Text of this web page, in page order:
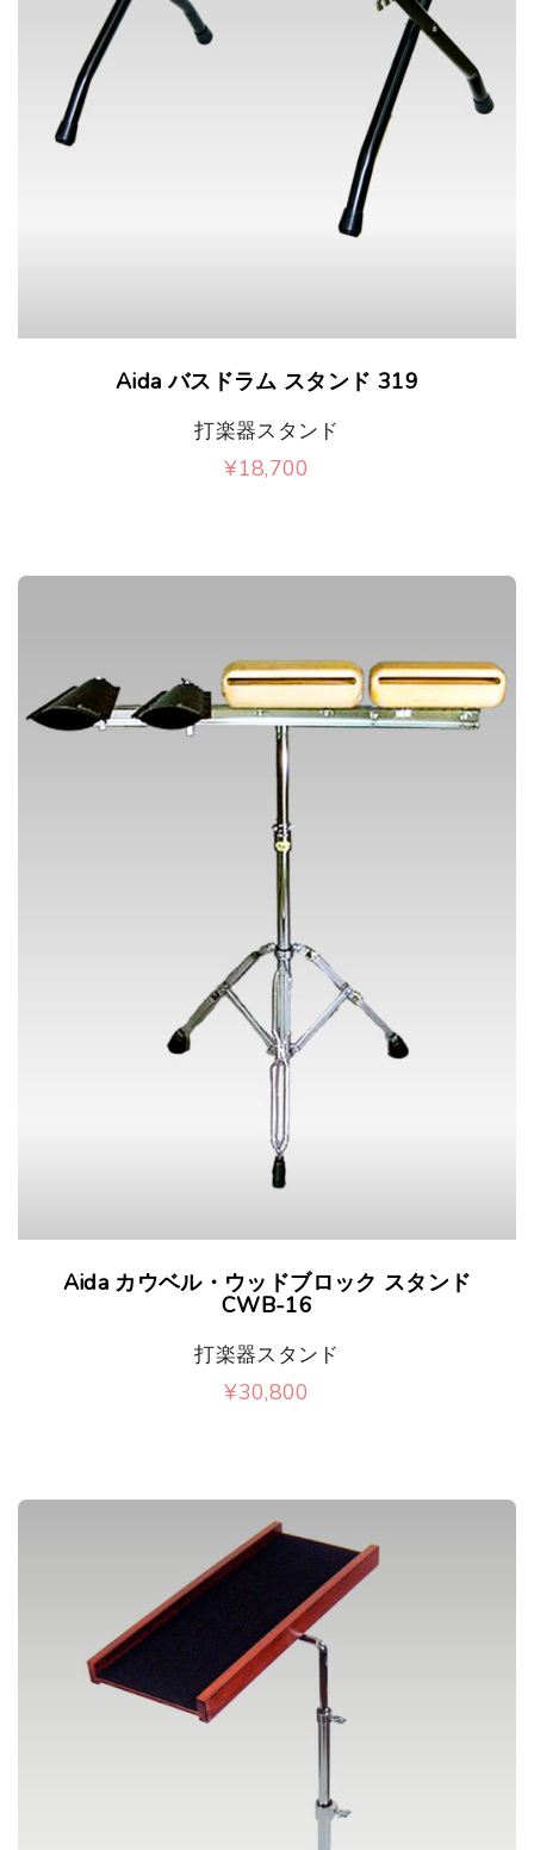
Aida バスドラム スタンド 319
打楽器スタンド
¥18,700
Aida カウベル・ウッドブロック スタンド
CWB-16
打楽器スタンド
¥30,800